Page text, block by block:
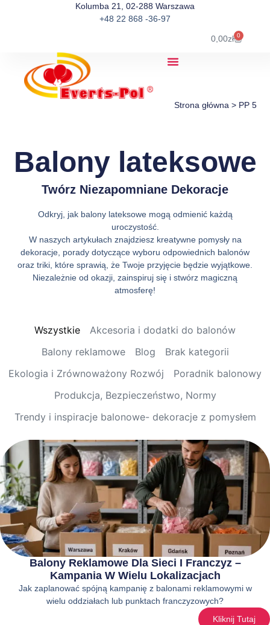
Kolumba 21, 02-288 Warszawa
+48 22 868 -36-97
0,00zł 0
Strona główna > PP 5
Balony lateksowe
Twórz Niezapomniane Dekoracje
Odkryj, jak balony lateksowe mogą odmienić każdą
uroczystość.
W naszych artykułach znajdziesz kreatywne pomysły na
dekoracje, porady dotyczące wyboru odpowiednich balonów
oraz triki, które sprawią, że Twoje przyjęcie będzie wyjątkowe.
Niezależnie od okazji, zainspiruj się i stwórz magiczną
atmosferę!
Akcesoria i dodatki do balonów
Balony reklamowe
Blog
Brak kategorii
Ekologia i Zrównoważony Rozwój
Poradnik balonowy
Produkcja, Bezpieczeństwo, Normy
Trendy i inspiracje balonowe- dekoracje z pomysłem
Wszystkie
Balony Reklamowe Dla Sieci I Franczyz –
Kampania W Wielu Lokalizacjach
Jak zaplanować spójną kampanię z balonami reklamowymi w
wielu oddziałach lub punktach franczyzowych?
Kliknij Tutaj